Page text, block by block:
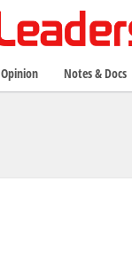
Opinion Notes & Docs